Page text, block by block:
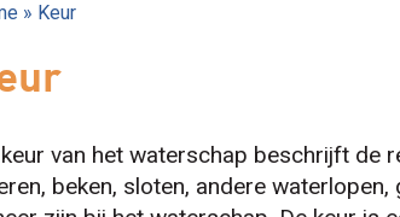
» Keur
van het waterschap beschrijft de
beken, sloten, andere